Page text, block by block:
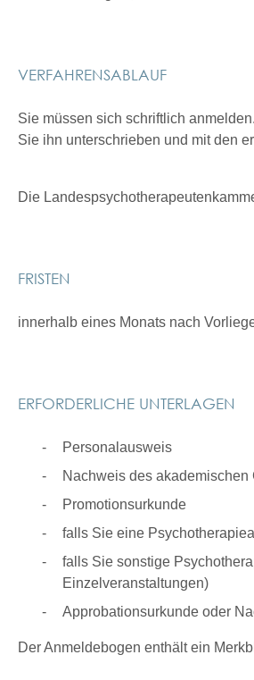
VERFAHRENSABLAUF
Sie müssen sich schriftlich
Sie ihn unterschrieben und mit den
Die
FRISTEN
innerhalb eines Monats nach
ERFORDERLICHE UNTERLAGEN
Personalausweis
Nachweis des akademischen
Promotionsurkunde
falls Sie eine
falls Sie sonstige
Einzelveranstaltungen)
Approbationsurkunde oder
Der Anmeldebogen enthält ein